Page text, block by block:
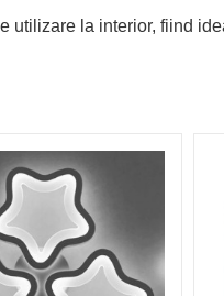
utilizare la interior, fiind